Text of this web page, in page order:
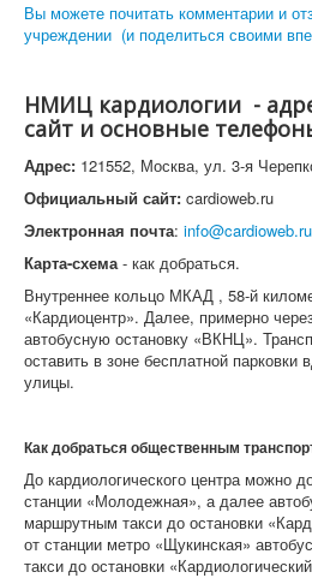
Вы можете почитать комментарии и
учреждении (и поделиться своими
НМИЦ кардиологии -
сайт и основные
Адрес: 121552, Москва, ул. 3-я
Официальный сайт: cardioweb.ru
Электронная почта: info@cardioweb.ru
Карта-схема- как добраться.
Внутреннее кольцо МКАД , 58-й
«Кардиоцентр». Далее, примерно
автобусную остановку «ВКНЦ».
оставить в зоне бесплатной парковки
улицы.
Как добраться общественным
До кардиологического центра можно
станции «Молодежная», а далее
маршрутным такси до остановки
от станции метро «Щукинская»
такси до остановки